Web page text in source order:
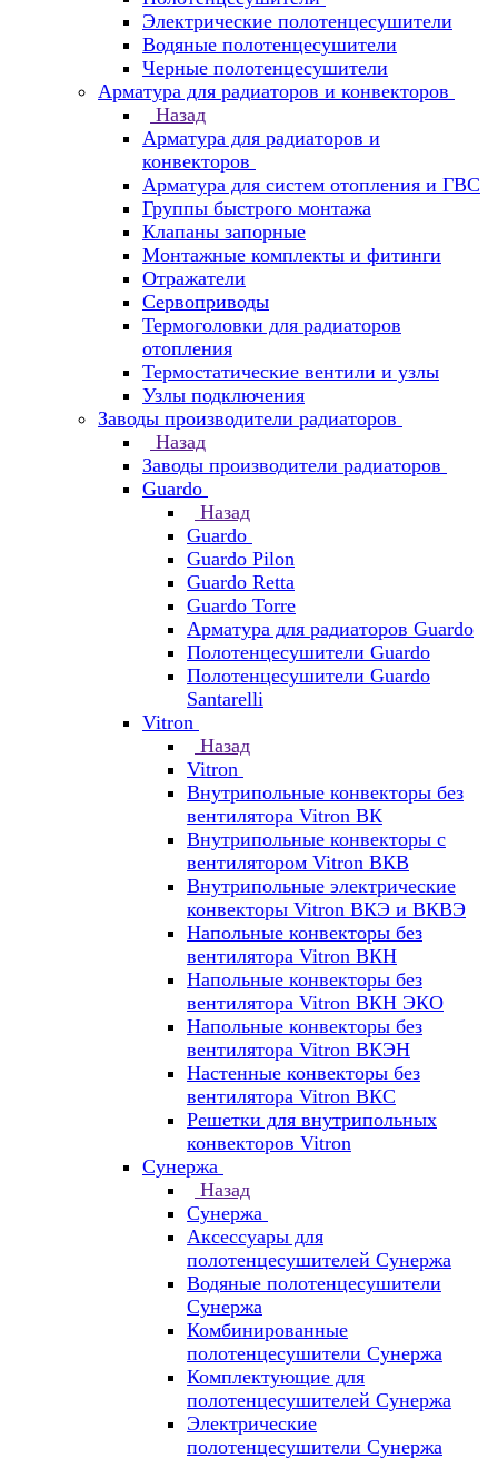
Электрические полотенцесушители
Водяные полотенцесушители
Черные полотенцесушители
Арматура для радиаторов и конвекторов
Назад
Арматура для радиаторов и
конвекторов
Арматура для систем отопления и ГВС
Группы быстрого монтажа
Клапаны запорные
Монтажные комплекты и фитинги
Отражатели
Сервоприводы
Термоголовки для радиаторов
отопления
Термостатические вентили и узлы
Узлы подключения
Заводы производители радиаторов
Назад
Заводы производители радиаторов
Guardo
Назад
Guardo
Guardo Pilon
Guardo Retta
Guardo Torre
Арматура для радиаторов Guardo
Полотенцесушители Guardo
Полотенцесушители Guardo
Santarelli
Vitron
Назад
Vitron
Внутрипольные конвекторы без
вентилятора Vitron ВК
Внутрипольные конвекторы с
вентилятором Vitron ВКВ
Внутрипольные электрические
конвекторы Vitron ВКЭ и ВКВЭ
Напольные конвекторы без
вентилятора Vitron ВКН
Напольные конвекторы без
вентилятора Vitron ВКН ЭКО
Напольные конвекторы без
вентилятора Vitron ВКЭН
Настенные конвекторы без
вентилятора Vitron ВКС
Решетки для внутрипольных
конвекторов Vitron
Сунержа
Назад
Сунержа
Аксессуары для
полотенцесушителей Сунержа
Водяные полотенцесушители
Сунержа
Комбинированные
полотенцесушители Сунержа
Комплектующие для
полотенцесушителей Сунержа
Электрические
полотенцесушители Сунержа